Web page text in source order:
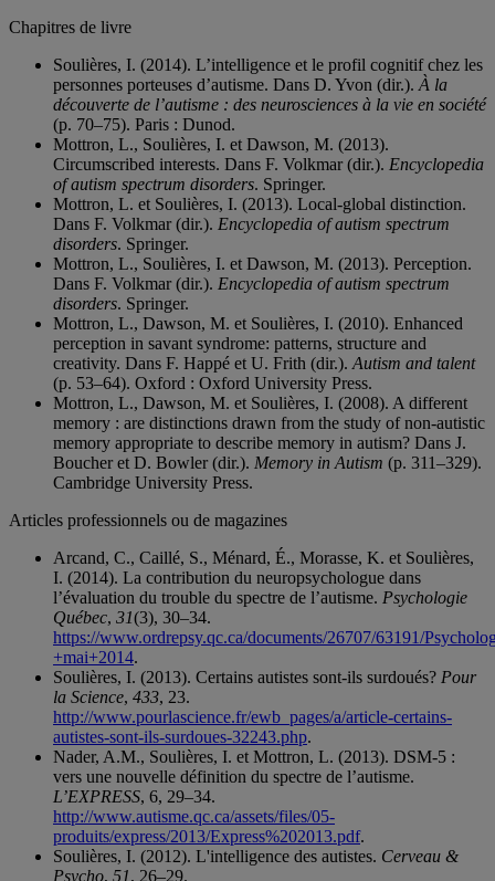
Chapitres de livre
Soulières, I. (2014). L’intelligence et le profil cognitif chez les
personnes porteuses d’autisme. Dans D. Yvon (dir.). À la
découverte de l’autisme : des neurosciences à la vie en société
(p. 70–75). Paris : Dunod.
Mottron, L., Soulières, I. et Dawson, M. (2013).
Circumscribed interests. Dans F. Volkmar (dir.). Encyclopedia
of autism spectrum disorders. Springer.
Mottron, L. et Soulières, I. (2013). Local-global distinction.
Dans F. Volkmar (dir.). Encyclopedia of autism spectrum
disorders. Springer.
Mottron, L., Soulières, I. et Dawson, M. (2013). Perception.
Dans F. Volkmar (dir.). Encyclopedia of autism spectrum
disorders. Springer.
Mottron, L., Dawson, M. et Soulières, I. (2010). Enhanced
perception in savant syndrome: patterns, structure and
creativity. Dans F. Happé et U. Frith (dir.). Autism and talent
(p. 53–64). Oxford : Oxford University Press.
Mottron, L., Dawson, M. et Soulières, I. (2008). A different
memory : are distinctions drawn from the study of non-autistic
memory appropriate to describe memory in autism? Dans J.
Boucher et D. Bowler (dir.). Memory in Autism (p. 311–329).
Cambridge University Press.
Articles professionnels ou de magazines
Arcand, C., Caillé, S., Ménard, É., Morasse, K. et Soulières,
I. (2014). La contribution du neuropsychologue dans
l’évaluation du trouble du spectre de l’autisme. Psychologie
Québec, 31(3), 30–34.
https://www.ordrepsy.qc.ca/documents/26707/63191/
+mai+2014.
Soulières, I. (2013). Certains autistes sont-ils surdoués? Pour
la Science, 433, 23.
http://www.pourlascience.fr/ewb_pages/a/article-certains-
autistes-sont-ils-surdoues-32243.php.
Nader, A.M., Soulières, I. et Mottron, L. (2013). DSM-5 :
vers une nouvelle définition du spectre de l’autisme.
L’EXPRESS, 6, 29–34.
http://www.autisme.qc.ca/assets/files/05-
produits/express/2013/Express%202013.pdf.
Soulières, I. (2012). L'intelligence des autistes. Cerveau &
Psycho, 51, 26–29.